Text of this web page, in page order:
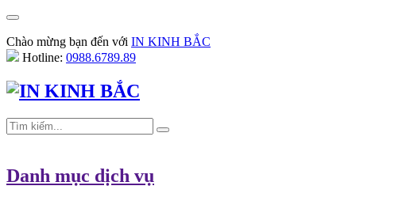
Chào mừng bạn đến với IN KINH BẮC
Hotline: 0988.6789.89
Danh mục dịch vụ